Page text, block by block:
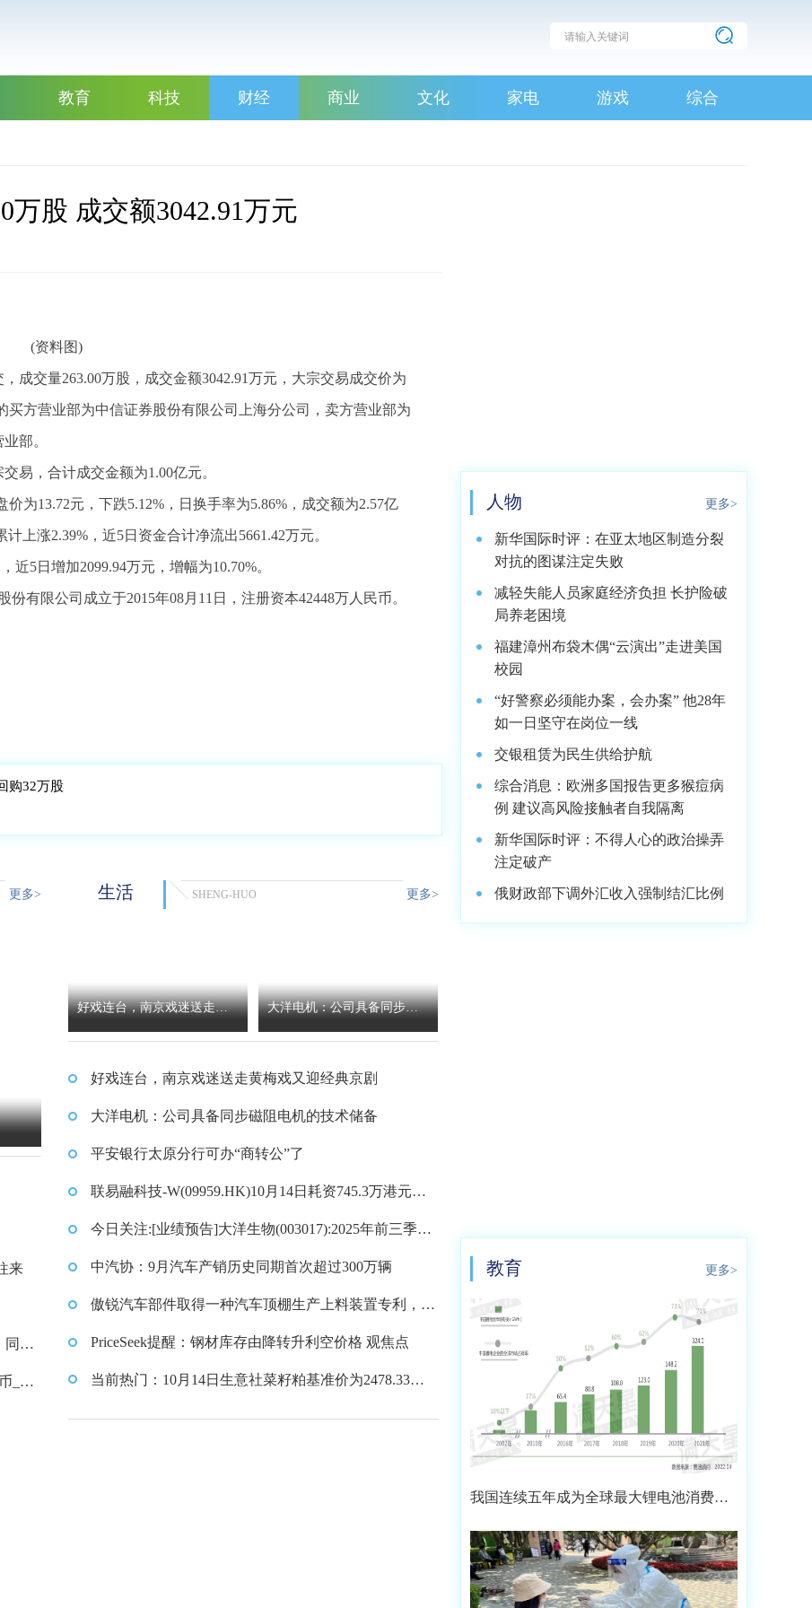
教育 科技 财经 商业 文化 家电 游戏 综合
万股 成交额3042.91万元
(资料图)
成交量263.00万股，成交金额3042.91万元，大宗交易成交价为
买方营业部为中信证券股份有限公司上海分公司，卖方营业部为
部。
易，合计成交金额为1.00亿元。
为13.72元，下跌5.12%，日换手率为5.86%，成交额为2.57亿
上涨2.39%，近5日资金合计净流出5661.42万元。
5日增加2099.94万元，增幅为10.70%。
有限公司成立于2015年08月11日，注册资本42448万人民币。
购32万股
更多>
来
同比
_每
生活 SHENG-HUO 更多>
好戏连台，南京戏迷送走黄 大洋电机：公司具备同步磁
好戏连台，南京戏迷送走黄梅戏又迎经典京剧
大洋电机：公司具备同步磁阻电机的技术储备
平安银行太原分行可办“商转公”了
联易融科技-W(09959.HK)10月14日耗资745.3万港元回
购240万股 每日简讯
今日关注:[业绩预告]大洋生物(003017):2025年前三季度
业绩预告
中汽协：9月汽车产销历史同期首次超过300万辆
傲锐汽车部件取得一种汽车顶棚生产上料装置专利，可
调整托具固定不同规格顶棚
PriceSeek提醒：钢材库存由降转升利空价格 观焦点
当前热门：10月14日生意社菜籽粕基准价为2478.33元/
吨
人物 更多>
新华国际时评：在亚太地区制造分裂
对抗的图谋注定失败
减轻失能人员家庭经济负担 长护险破
局养老困境
福建漳州布袋木偶“云演出”走进美国
校园
“好警察必须能办案，会办案” 他28年
如一日坚守在岗位一线
交银租赁为民生供给护航
综合消息：欧洲多国报告更多猴痘病
例 建议高风险接触者自我隔离
新华国际时评：不得人心的政治操弄
注定破产
俄财政部下调外汇收入强制结汇比例
教育 更多>
我国连续五年成为全球最大锂电池消费市
场 2021年市场占比约达59.4%